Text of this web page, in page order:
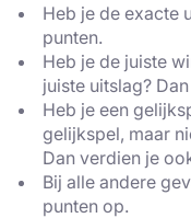
Heb je de exacte
punten.
Heb je de juiste
juiste uitslag?
Heb je een
gelijkspel, maar
Dan verdien je
Bij alle andere
punten op.